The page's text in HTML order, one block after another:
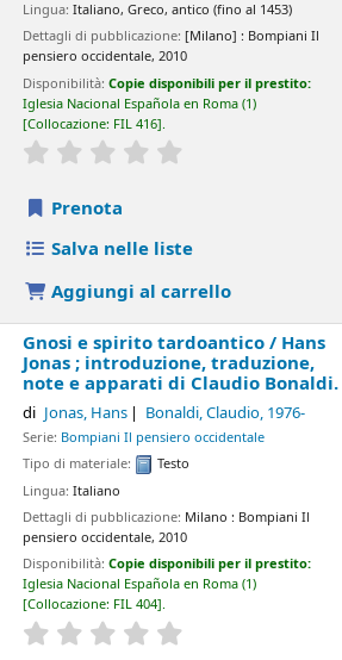
Lingua:Italiano,Greco, antico (fino al 1453)
Dettagli di pubblicazione:[Milano] : Bompiani Il
pensiero occidentale, 2010
Disponibilità:Copie disponibili per il prestito:
Iglesia Nacional Española en Roma (1)
Collocazione: FIL 416 .
star rating
Prenota
Salva nelle liste
Aggiungi al carrello
Gnosi e spirito tardoantico / Hans
Jonas ; introduzione, traduzione,
note e apparati di Claudio Bonaldi.
di Jonas, Hans Bonaldi, Claudio, 1976-
Serie: Bompiani Il pensiero occidentale
Tipo di materiale:
Testo
Lingua:Italiano
Dettagli di pubblicazione: Milano : Bompiani Il
pensiero occidentale, 2010
Disponibilità:Copie disponibili per il prestito:
Iglesia Nacional Española en Roma (1)
Collocazione: FIL 404 .
star rating